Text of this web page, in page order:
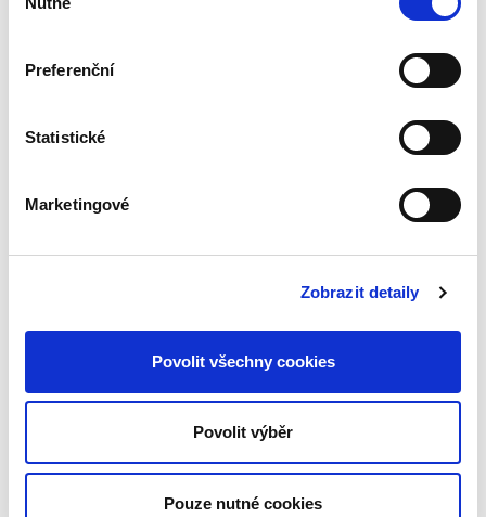
souhlasu
Preferenční
Statistické
Marketingové
Zobrazit detaily
Povolit všechny cookies
Povolit výběr
Pouze nutné cookies
českého podle současné české právní úpravy
Ochranná a
490,00 Kč